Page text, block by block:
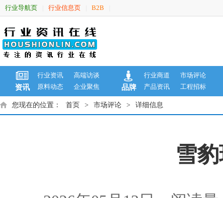
行业导航页 行业信息页 B2B
资讯
行业资讯
高端访谈
原料动态
企业聚焦 品牌
行业商道
市场评论
产品资讯
工程招标
您现在的位置： 首页 > 市场评论 > 详细信息
雪